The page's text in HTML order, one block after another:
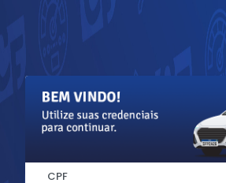
CPF